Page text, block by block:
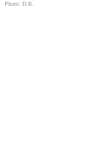
Photo: D.R.